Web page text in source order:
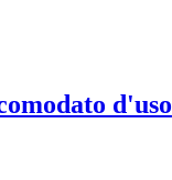
d'uso